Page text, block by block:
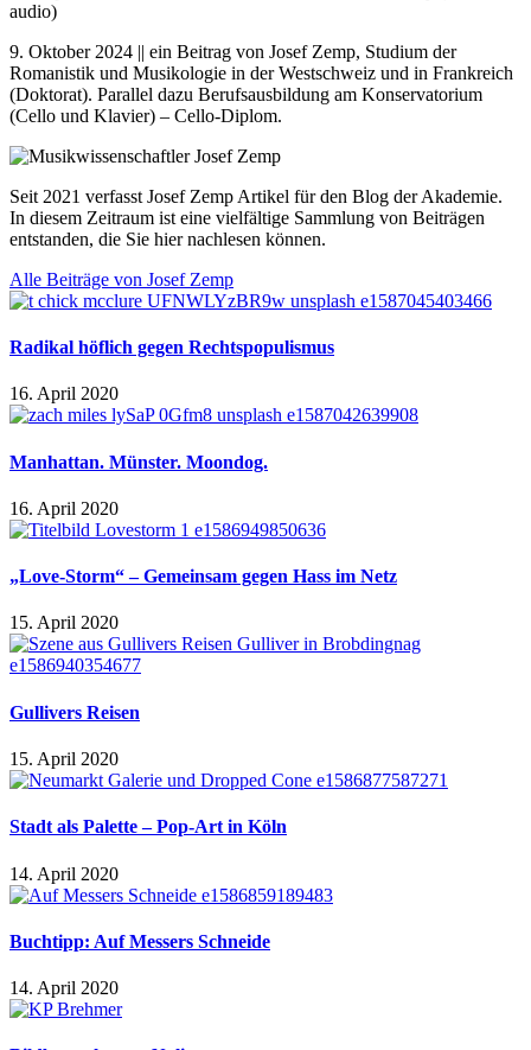
audio)
9. Oktober 2024 || ein Beitrag von Josef Zemp, Studium der
Romanistik und Musikologie in der Westschweiz und in Frankreich
(Doktorat). Parallel dazu Berufsausbildung am Konservatorium
(Cello und Klavier) – Cello-Diplom.
Seit 2021 verfasst Josef Zemp Artikel für den Blog der Akademie.
In diesem Zeitraum ist eine vielfältige Sammlung von Beiträgen
entstanden, die Sie hier nachlesen können.
Alle Beiträge von Josef Zemp
Radikal höflich gegen Rechtspopulismus
16. April 2020
Manhattan. Münster. Moondog.
16. April 2020
„Love-Storm“ – Gemeinsam gegen Hass im Netz
15. April 2020
Gullivers Reisen
15. April 2020
Stadt als Palette – Pop-Art in Köln
14. April 2020
Buchtipp: Auf Messers Schneide
14. April 2020